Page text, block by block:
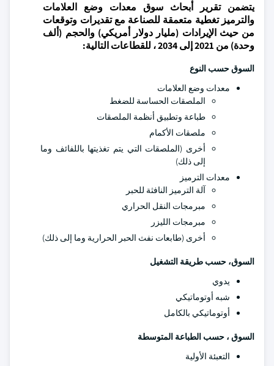
يتضمن تقرير أبحاث سوق معدات وضع العلامات
والترميز تغطية متعمقة للصناعة مع تقديرات وتوقعات
من حيث الإيرادات (مليار دولار أمريكي) والحجم (ألف
وحدة) من 2021 إلى 2034 ، للقطاعات التالية:
السوق حسب النوع
معدات وضع العلامات
الملصقات الحساسة للضغط
طباعة وتطبيق أنظمة الملصقات
ملصقات الأكمام
أخرى (الملصقات التي يتم تغذيتها باللفائف وما
إلى ذلك)
معدات الترميز
آلة الترميز النافثة للحبر
مبرمجات النقل الحراري
مبرمجات الليزر
أخرى (طابعات نفث الحبر الحرارية وما إلى ذلك)
السوق، حسب طريقة التشغيل
يدوي
شبه أوتوماتيكي
أوتوماتيكي بالكامل
السوق ، حسب الطباعة المتوسطة
التعبئة الأولية